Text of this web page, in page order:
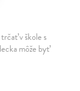
v škole s
môže byť